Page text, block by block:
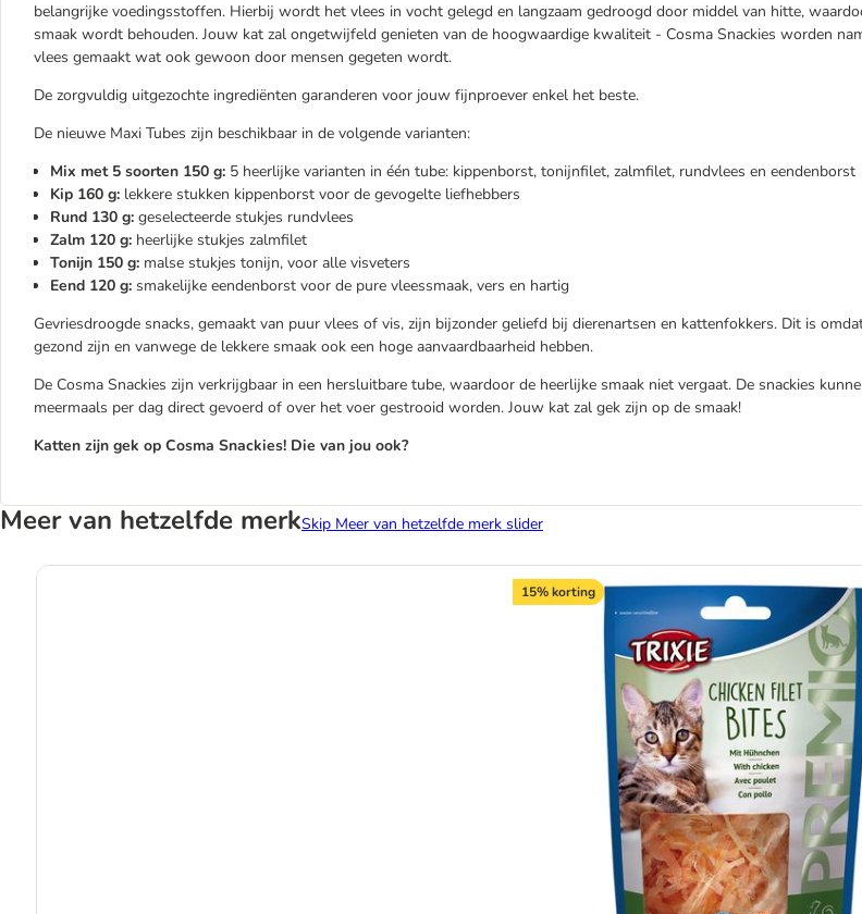
belangrijke voedingsstoffen. Hierbij wordt het vlees in vocht gelegd en langzaam gedroogd door middel van hitte,
smaak wordt behouden. Jouw kat zal ongetwijfeld genieten van de hoogwaardige kwaliteit - Cosma Snackies worden
vlees gemaakt wat ook gewoon door mensen gegeten wordt.
De zorgvuldig uitgezochte ingrediënten garanderen voor jouw fijnproever enkel het beste.
De nieuwe Maxi Tubes zijn beschikbaar in de volgende varianten:
Mix met 5 soorten 150 g: 5 heerlijke varianten in één tube: kippenborst, tonijnfilet, zalmfilet, rundvlees en eendenborst
Kip 160 g: lekkere stukken kippenborst voor de gevogelte liefhebbers
Rund 130 g: geselecteerde stukjes rundvlees
Zalm 120 g: heerlijke stukjes zalmfilet
Tonijn 150 g: malse stukjes tonijn, voor alle visveters
Eend 120 g: smakelijke eendenborst voor de pure vleessmaak, vers en hartig
Gevriesdroogde snacks, gemaakt van puur vlees of vis, zijn bijzonder geliefd bij dierenartsen en kattenfokkers. Dit is
gezond zijn en vanwege de lekkere smaak ook een hoge aanvaardbaarheid hebben.
De Cosma Snackies zijn verkrijgbaar in een hersluitbare tube, waardoor de heerlijke smaak niet vergaat. De snackies
meermaals per dag direct gevoerd of over het voer gestrooid worden. Jouw kat zal gek zijn op de smaak!
Katten zijn gek op Cosma Snackies! Die van jou ook?
Meer van hetzelfde merkSkip Meer van hetzelfde merk slider
15% korting